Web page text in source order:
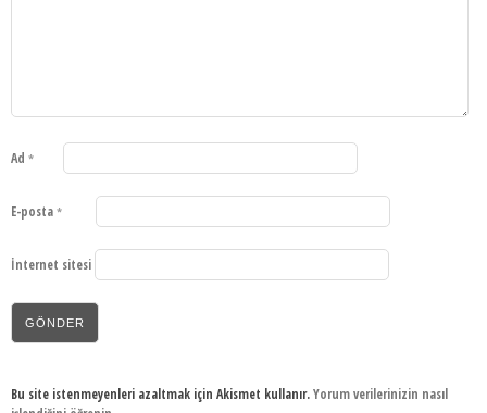
Ad *
E-posta *
İnternet sitesi
Bu site istenmeyenleri azaltmak için Akismet kullanır.Yorum verilerinizin nasıl